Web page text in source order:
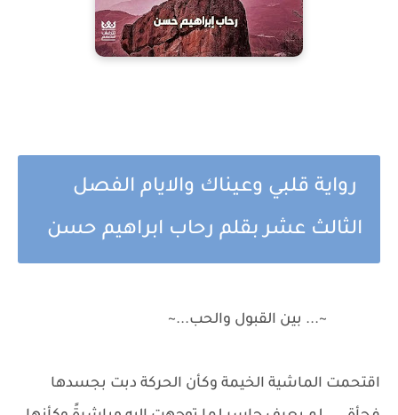
رواية قلبي وعيناك والايام الفصل
الثالث عشر بقلم رحاب ابراهيم حسن
~... بين القبول والحب...~
اقتحمت الماشية الخيمة وكأن الحركة دبت بجسدها